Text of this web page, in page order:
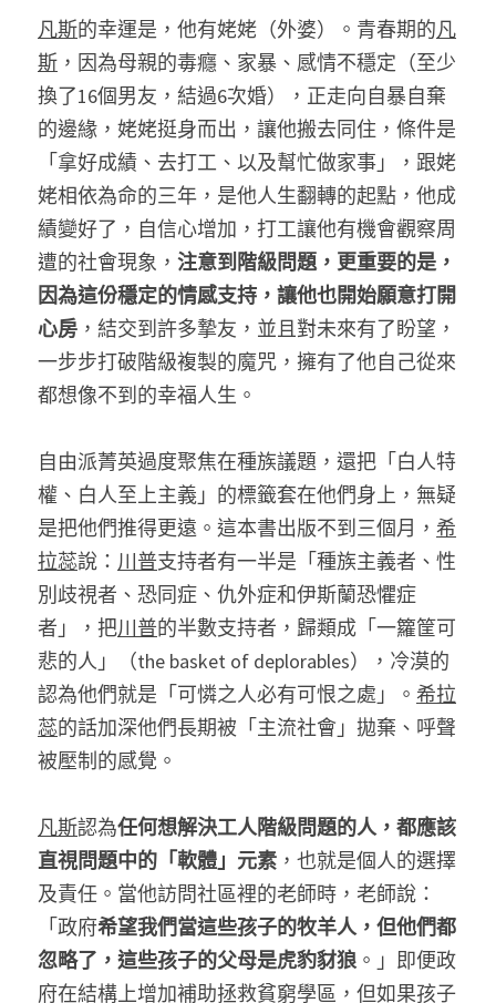
凡斯的幸運是，他有姥姥（外婆）。青春期的凡
斯 ，因為母親的毒癮、家暴、感情不穩定（至少
換了16個男友，結過6次婚），正走向自暴自棄
的邊緣，姥姥挺身而出，讓他搬去同住，條件是
「拿好成績、去打工、以及幫忙做家事」，跟姥
姥相依為命的三年，是他人生翻轉的起點，他成
績變好了，自信心增加，打工讓他有機會觀察周
遭的社會現象， 注意到階級問題，更重要的是，
因為這份穩定的情感支持，讓他也開始願意打開
心房 ，結交到許多摯友，並且對未來有了盼望，
一步步打破階級複製的魔咒，擁有了他自己從來
都想像不到的幸福人生。
自由派菁英過度聚焦在種族議題，還把「白人特
權、白人至上主義」的標籤套在他們身上，無疑
是把他們推得更遠。這本書出版不到三個月， 希
拉蕊說： 川普支持者有一半是「種族主義者、性
別歧視者、恐同症、仇外症和伊斯蘭恐懼症
者」，把川普的半數支持者，歸類成「一籮筐可
悲的人」（the basket of deplorables），冷漠的
認為他們就是「可憐之人必有可恨之處」。 希拉
蕊的話加深他們長期被「主流社會」拋棄、呼聲
被壓制的感覺。
凡斯認為任何想解決工人階級問題的人，都應該
直視問題中的「軟體」元素 ，也就是個人的選擇
及責任。當他訪問社區裡的老師時，老師說：
「政府希望我們當這些孩子的牧羊人，但他們都
忽略了，這些孩子的父母是虎豹豺狼。」即便政
府在結構上增加補助拯救貧窮學區，但如果孩子